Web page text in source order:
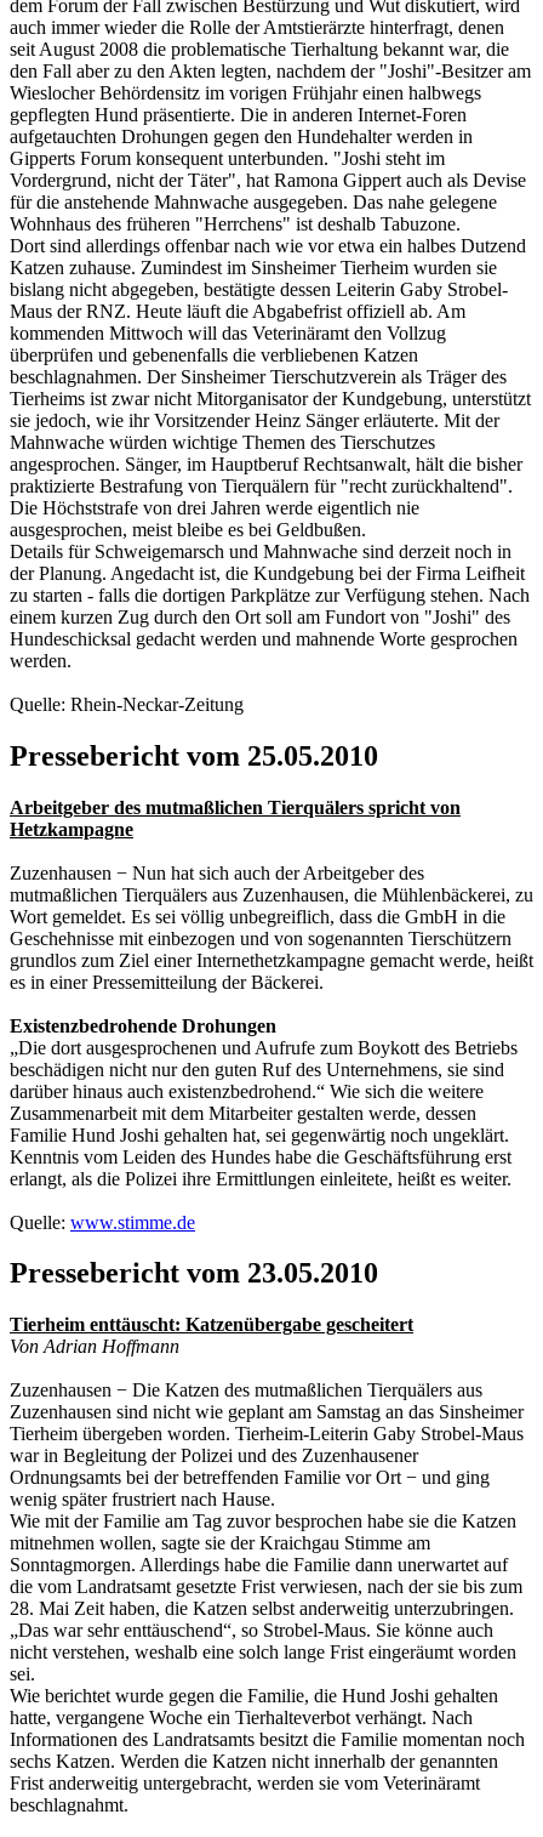
dem Forum der Fall zwischen Bestürzung und Wut diskutiert, wird
auch immer wieder die Rolle der Amtstierärzte hinterfragt, denen
seit August 2008 die problematische Tierhaltung bekannt war, die
den Fall aber zu den Akten legten, nachdem der "Joshi"-Besitzer am
Wieslocher Behördensitz im vorigen Frühjahr einen halbwegs
gepflegten Hund präsentierte. Die in anderen Internet-Foren
aufgetauchten Drohungen gegen den Hundehalter werden in
Gipperts Forum konsequent unterbunden. "Joshi steht im
Vordergrund, nicht der Täter", hat Ramona Gippert auch als Devise
für die anstehende Mahnwache ausgegeben. Das nahe gelegene
Wohnhaus des früheren "Herrchens" ist deshalb Tabuzone.
Dort sind allerdings offenbar nach wie vor etwa ein halbes Dutzend
Katzen zuhause. Zumindest im Sinsheimer Tierheim wurden sie
bislang nicht abgegeben, bestätigte dessen Leiterin Gaby Strobel-
Maus der RNZ. Heute läuft die Abgabefrist offiziell ab. Am
kommenden Mittwoch will das Veterinäramt den Vollzug
überprüfen und gebenenfalls die verbliebenen Katzen
beschlagnahmen. Der Sinsheimer Tierschutzverein als Träger des
Tierheims ist zwar nicht Mitorganisator der Kundgebung, unterstützt
sie jedoch, wie ihr Vorsitzender Heinz Sänger erläuterte. Mit der
Mahnwache würden wichtige Themen des Tierschutzes
angesprochen. Sänger, im Hauptberuf Rechtsanwalt, hält die bisher
praktizierte Bestrafung von Tierquälern für "recht zurückhaltend".
Die Höchststrafe von drei Jahren werde eigentlich nie
ausgesprochen, meist bleibe es bei Geldbußen.
Details für Schweigemarsch und Mahnwache sind derzeit noch in
der Planung. Angedacht ist, die Kundgebung bei der Firma Leifheit
zu starten - falls die dortigen Parkplätze zur Verfügung stehen. Nach
einem kurzen Zug durch den Ort soll am Fundort von "Joshi" des
Hundeschicksal gedacht werden und mahnende Worte gesprochen
werden.
Quelle: Rhein-Neckar-Zeitung
Pressebericht vom 25.05.2010
Arbeitgeber des mutmaßlichen Tierquälers spricht von
Hetzkampagne
Zuzenhausen − Nun hat sich auch der Arbeitgeber des
mutmaßlichen Tierquälers aus Zuzenhausen, die Mühlenbäckerei, zu
Wort gemeldet. Es sei völlig unbegreiflich, dass die GmbH in die
Geschehnisse mit einbezogen und von sogenannten Tierschützern
grundlos zum Ziel einer Internethetzkampagne gemacht werde, heißt
es in einer Pressemitteilung der Bäckerei.
Existenzbedrohende Drohungen
„Die dort ausgesprochenen und Aufrufe zum Boykott des Betriebs
beschädigen nicht nur den guten Ruf des Unternehmens, sie sind
darüber hinaus auch existenzbedrohend.“ Wie sich die weitere
Zusammenarbeit mit dem Mitarbeiter gestalten werde, dessen
Familie Hund Joshi gehalten hat, sei gegenwärtig noch ungeklärt.
Kenntnis vom Leiden des Hundes habe die Geschäftsführung erst
erlangt, als die Polizei ihre Ermittlungen einleitete, heißt es weiter.
Quelle: www.stimme.de
Pressebericht vom 23.05.2010
Tierheim enttäuscht: Katzenübergabe gescheitert
Von Adrian Hoffmann
Zuzenhausen − Die Katzen des mutmaßlichen Tierquälers aus
Zuzenhausen sind nicht wie geplant am Samstag an das Sinsheimer
Tierheim übergeben worden. Tierheim-Leiterin Gaby Strobel-Maus
war in Begleitung der Polizei und des Zuzenhausener
Ordnungsamts bei der betreffenden Familie vor Ort − und ging
wenig später frustriert nach Hause.
Wie mit der Familie am Tag zuvor besprochen habe sie die Katzen
mitnehmen wollen, sagte sie der Kraichgau Stimme am
Sonntagmorgen. Allerdings habe die Familie dann unerwartet auf
die vom Landratsamt gesetzte Frist verwiesen, nach der sie bis zum
28. Mai Zeit haben, die Katzen selbst anderweitig unterzubringen.
„Das war sehr enttäuschend“, so Strobel-Maus. Sie könne auch
nicht verstehen, weshalb eine solch lange Frist eingeräumt worden
sei.
Wie berichtet wurde gegen die Familie, die Hund Joshi gehalten
hatte, vergangene Woche ein Tierhalteverbot verhängt. Nach
Informationen des Landratsamts besitzt die Familie momentan noch
sechs Katzen. Werden die Katzen nicht innerhalb der genannten
Frist anderweitig untergebracht, werden sie vom Veterinäramt
beschlagnahmt.